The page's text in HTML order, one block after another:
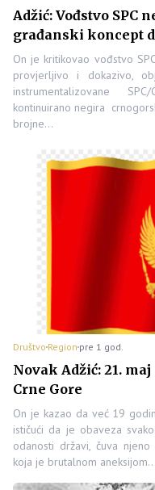
Adžić: Vođstvo SPC
građanski koncept
On je kritikovao vođstvo
provjerljivo i dokazivo,
instrumentalizovane
kontinuirano negira
brojne…
Društvo Region pre 1 god.
Novak Adžić: 21.
Crne Gore
On je kazao da već 19
ističući da je obaveza
odanosti državi, čuva njeno
koja je brutalnom aneksijom…